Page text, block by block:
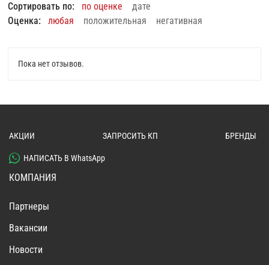
Сортировать по: по оценке
дате
Оценка:
любая положительная негативная
Пока нет отзывов.
АКЦИИ ЗАПРОСИТЬ КП БРЕНДЫ
НАПИСАТЬ В WhatsApp
КОМПАНИЯ
Партнеры
Вакансии
Новости